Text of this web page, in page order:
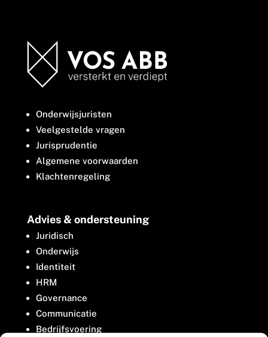
Onderwijsjuristen
Veelgestelde vragen
Jurisprudentie
Algemene voorwaarden
Klachtenregeling
Advies & ondersteuning
Juridisch
Onderwijs
Identiteit
HRM
Governance
Communicatie
Bedrijfsvoering